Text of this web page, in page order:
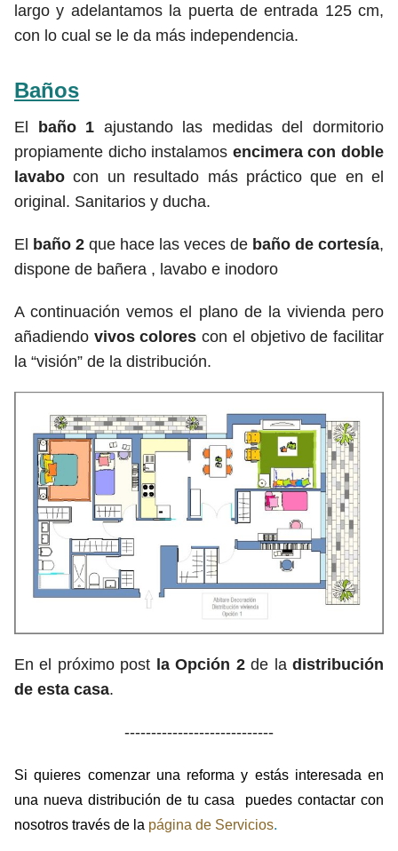
largo y adelantamos la puerta de entrada 125 cm,
con lo cual se le da más independencia.
Baños
El baño 1 ajustando las medidas del dormitorio
propiamente dicho instalamos encimera con doble
lavabo con un resultado más práctico que en el
original. Sanitarios y ducha.
El baño 2 que hace las veces de baño de cortesía,
dispone de bañera , lavabo e inodoro
A continuación vemos el plano de la vivienda pero
añadiendo vivos colores con el objetivo de facilitar
la “visión” de la distribución.
En el próximo post la Opción 2de ladistribución
de esta casa.
----------------------------
Si quieres comenzar una reforma y estás interesada en
una nueva distribución de tu casa puedes contactar con
nosotros través de la página de Servicios.